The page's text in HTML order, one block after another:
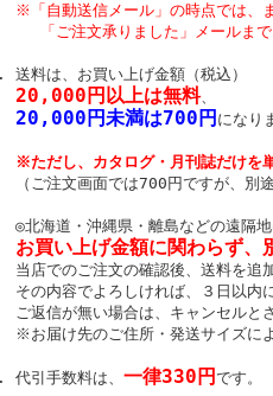
※「自動送信メール」の時点では、
「ご注文承りました」メールまで
送料は、お買い上げ金額（税込）
20,000円以上は無料、
20,000円未満は700円 になり
※ただし、カタログ・月刊誌だけを
（ご注文画面では700円ですが、別
◎北海道・沖縄県・離島などの遠隔
お買い上げ金額に関わらず、
当店でのご注文の確認後、送料を追
その内容でよろしければ、３日以内
ご返信が無い場合は、キャンセルと
※お届け先のご住所・発送サイズに
代引手数料は、 一律330円 です。